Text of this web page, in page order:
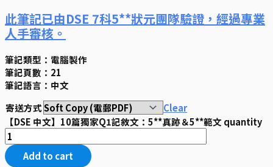
此筆記已由DSE 7科5**狀元團隊驗證，經過專業
人手審核。
筆記類型：電腦製作
筆記頁數：21
筆記語言：中文
寄送方式
Clear
【DSE 中文】10篇獨家Q1記敘文：5**真跡＆5**範文 quantity
Add to cart